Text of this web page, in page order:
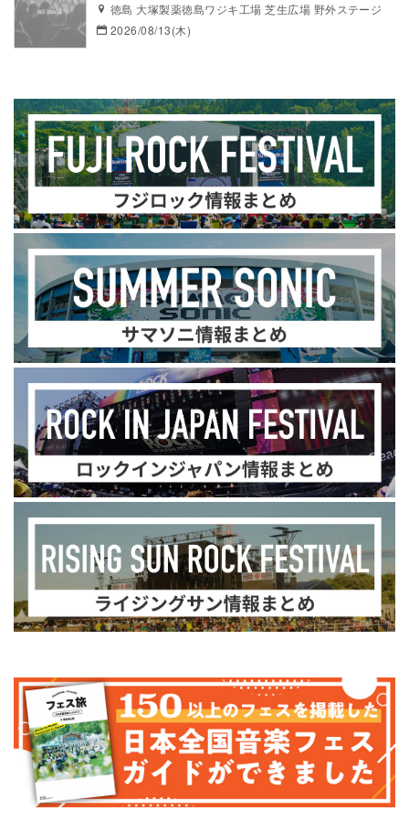
徳島 大塚製薬徳島ワジキ工場 芝生広場 野外ステージ
2026/08/13(木)